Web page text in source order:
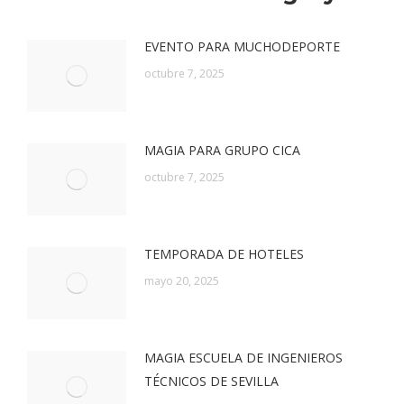
EVENTO PARA MUCHODEPORTE
octubre 7, 2025
MAGIA PARA GRUPO CICA
octubre 7, 2025
TEMPORADA DE HOTELES
mayo 20, 2025
MAGIA ESCUELA DE INGENIEROS
TÉCNICOS DE SEVILLA